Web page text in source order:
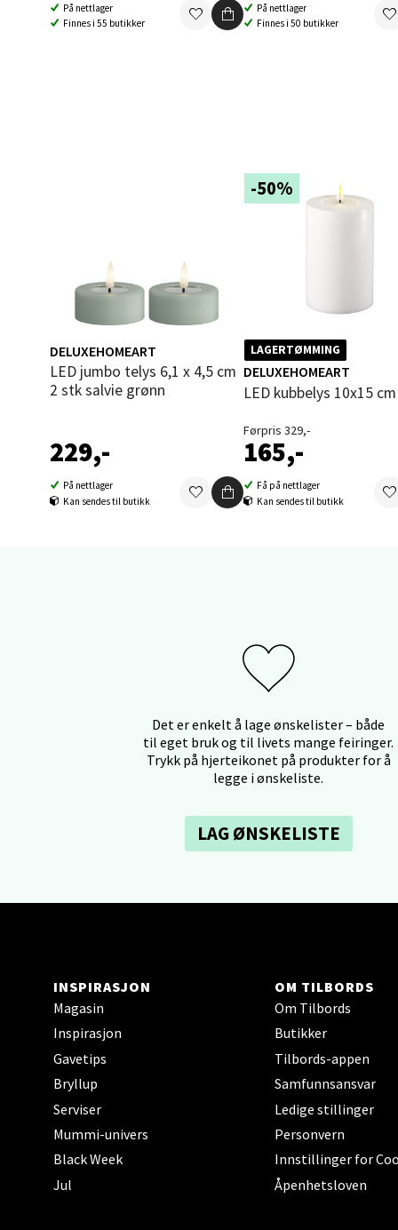
På nettlager
Finnes i 55 butikker
På nettlager
Finnes i 50 butikker
DELUXEHOMEART
LED jumbo telys 6,1 x 4,5 cm
2 stk salvie grønn
229,-
På nettlager
Kan sendes til butikk
-50%
LAGERTØMMING
DELUXEHOMEART
LED kubbelys 10x15
Førpris 329,-
165,-
Få på nettlager
Kan sendes til butikk
Det er enkelt å lage ønskelister – både
til eget bruk og til livets mange feiringer.
Trykk på hjerteikonet på produkter for å
legge i ønskeliste.
LAG ØNSKELISTE
INSPIRASJON
Magasin
Inspirasjon
Gavetips
Bryllup
Serviser
Mummi-univers
Black Week
Jul
OM TILBORDS
Om Tilbords
Butikker
Tilbords-appen
Samfunnsansvar
Ledige stillinger
Personvern
Innstillinger for
Åpenhetsloven
Folke
Åpent i
0 i
0 i
Ski -
Ski